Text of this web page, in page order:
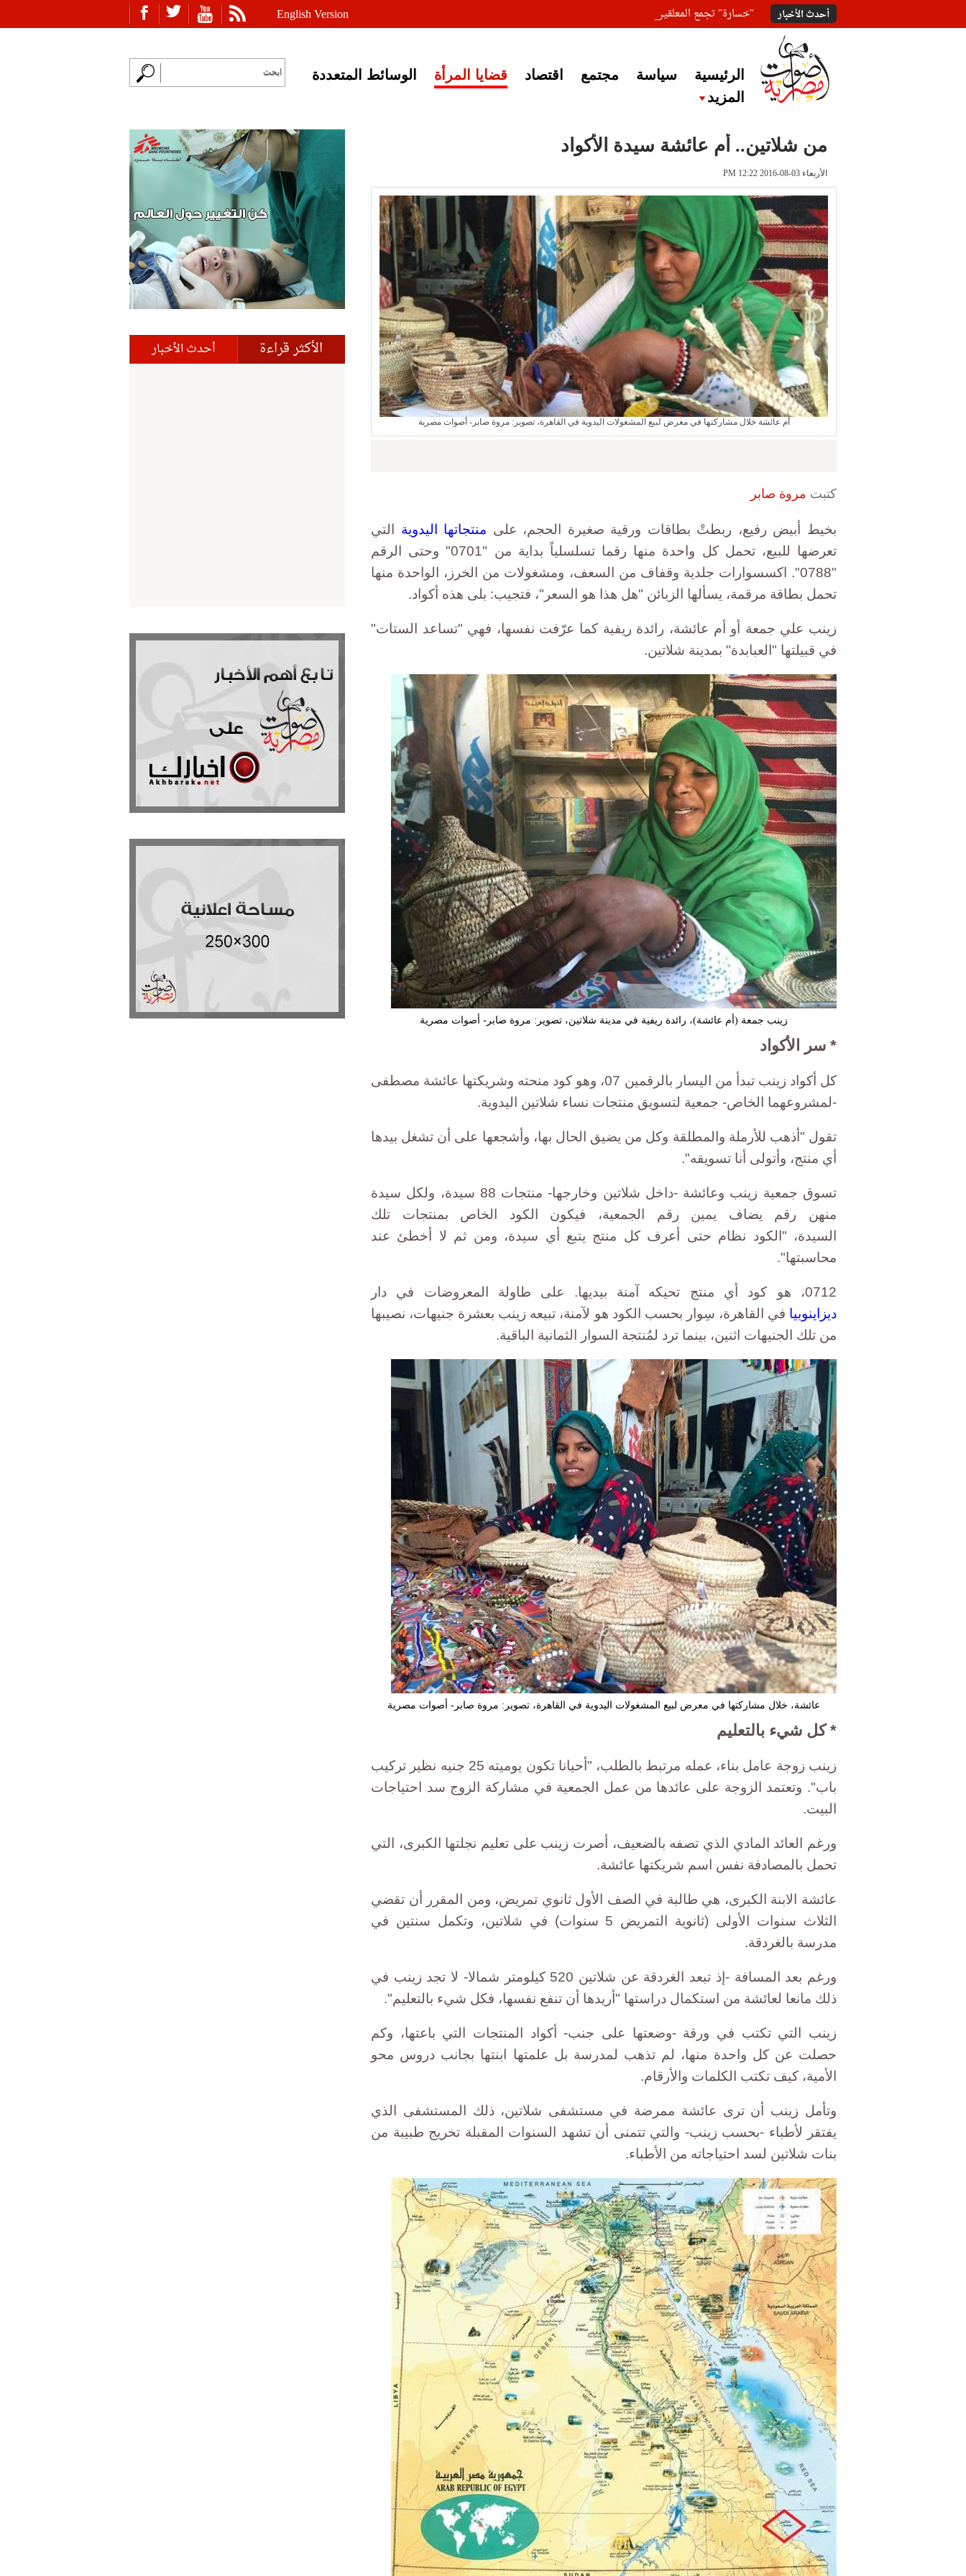
English Version أحدث الأخبار "خسارة" تجمع المعلقين على خبر إغلاق أصوات مصرية
الرئيسية سياسة مجتمع اقتصاد قضايا المرأة
الوسائط المتعددة
المزيد
من شلاتين.. أم عائشة سيدة الأكواد
الأربعاء 03-08-2016 PM 12:22
أم عائشة خلال مشاركتها في معرض لبيع المشغولات اليدوية في القاهرة، تصوير: مروة صابر- أصوات مصرية
كتبت مروة صابر
بخيط أبيض رفيع، ربطتْ بطاقات ورقية صغيرة الحجم، على منتجاتها اليدوية التي
تعرضها للبيع، تحمل كل واحدة منها رقما تسلسلياً بداية من "0701" وحتى الرقم
"0788". اكسسوارات جلدية وقفاف من السعف، ومشغولات من الخرز، الواحدة منها
تحمل بطاقة مرقمة، يسألها الزبائن "هل هذا هو السعر"، فتجيب: بلى هذه أكواد.
زينب علي جمعة أو أم عائشة، رائدة ريفية كما عرّفت نفسها، فهي "تساعد الستات"
في قبيلتها "العبابدة" بمدينة شلاتين.
زينب جمعة (أم عائشة)، رائدة ريفية في مدينة شلاتين، تصوير: مروة صابر- أصوات مصرية
* سر الأكواد
كل أكواد زينب تبدأ من اليسار بالرقمين 07، وهو كود منحته وشريكتها عائشة مصطفى
-لمشروعهما الخاص- جمعية لتسويق منتجات نساء شلاتين اليدوية.
تقول "أذهب للأرملة والمطلقة وكل من يضيق الحال بها، وأشجعها على أن تشغل بيدها
أي منتج، وأتولى أنا تسويقه".
تسوق جمعية زينب وعائشة -داخل شلاتين وخارجها- منتجات 88 سيدة، ولكل سيدة
منهن رقم يضاف يمين رقم الجمعية، فيكون الكود الخاص بمنتجات تلك
السيدة، "الكود نظام حتى أعرف كل منتج يتبع أي سيدة، ومن ثم لا أخطئ عند
محاسبتها".
0712، هو كود أي منتج تحيكه آمنة بيديها. على طاولة المعروضات في دار
ديزاينوبيا في القاهرة، سِوار بحسب الكود هو لآمنة، تبيعه زينب بعشرة جنيهات، نصيبها
من تلك الجنيهات اثنين، بينما ترد لمُنتجة السوار الثمانية الباقية.
عائشة، خلال مشاركتها في معرض لبيع المشغولات اليدوية في القاهرة، تصوير: مروة صابر- أصوات مصرية
* كل شيء بالتعليم
زينب زوجة عامل بناء، عمله مرتبط بالطلب، "أحيانا تكون يوميته 25 جنيه نظير تركيب
باب". وتعتمد الزوجة على عائدها من عمل الجمعية في مشاركة الزوج سد احتياجات
البيت.
ورغم العائد المادي الذي تصفه بالضعيف، أصرت زينب على تعليم نجلتها الكبرى، التي
تحمل بالمصادفة نفس اسم شريكتها عائشة.
عائشة الابنة الكبرى، هي طالبة في الصف الأول ثانوي تمريض، ومن المقرر أن تقضي
الثلاث سنوات الأولى (ثانوية التمريض 5 سنوات) في شلاتين، وتكمل سنتين في
مدرسة بالغردقة.
ورغم بعد المسافة -إذ تبعد الغردقة عن شلاتين 520 كيلومتر شمالا- لا تجد زينب في
ذلك مانعا لعائشة من استكمال دراستها "أريدها أن تنفع نفسها، فكل شيء بالتعليم".
زينب التي تكتب في ورقة -وضعتها على جنب- أكواد المنتجات التي باعتها، وكم
حصلت عن كل واحدة منها، لم تذهب لمدرسة بل علمتها ابنتها بجانب دروس محو
الأمية، كيف تكتب الكلمات والأرقام.
وتأمل زينب أن ترى عائشة ممرضة في مستشفى شلاتين، ذلك المستشفى الذي
يفتقر لأطباء -بحسب زينب- والتي تتمنى أن تشهد السنوات المقبلة تخريج طبيبة من
بنات شلاتين لسد احتياجاته من الأطباء.
الأكثر قراءة أحدث الأخبار